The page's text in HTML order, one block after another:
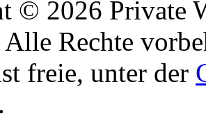
© 2026 Private
Alle Rechte
freie, unter der